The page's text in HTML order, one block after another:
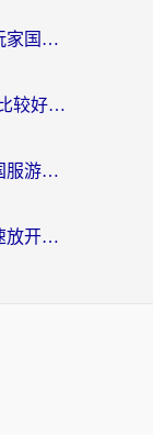
巴西怎么玩枫叶岛不卡顿？海外玩家国服游戏加速器终极指南（含战双野兽领主提速秘籍）
英国玩古剑奇谭OL用什么加速器比较好？留学生亲测有效的国服游戏加速指南
在英国打炉石传说卡吗？海外党国服游戏不卡顿的终极指南
海外党必看！那个手游加速器加速放开那三国3最好？一篇解决国服游戏卡顿难题